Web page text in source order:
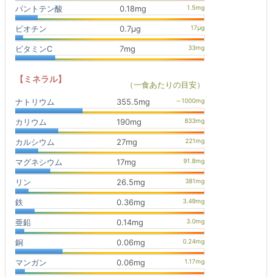
パントテン酸 0.18mg
ビオチン 0.7μg
ビタミンC 7mg
【ミネラル】
（一食あたりの目安）
ナトリウム
355.5mg
カリウム 190mg
カルシウム 27mg
マグネシウム 17mg
リン 26.5mg
鉄 0.36mg
亜鉛 0.14mg
銅 0.06mg
マンガン 0.06mg